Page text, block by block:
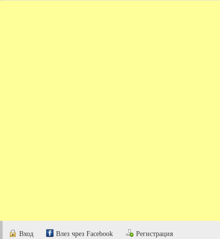
Вход Влез чрез Facebook Регистрация